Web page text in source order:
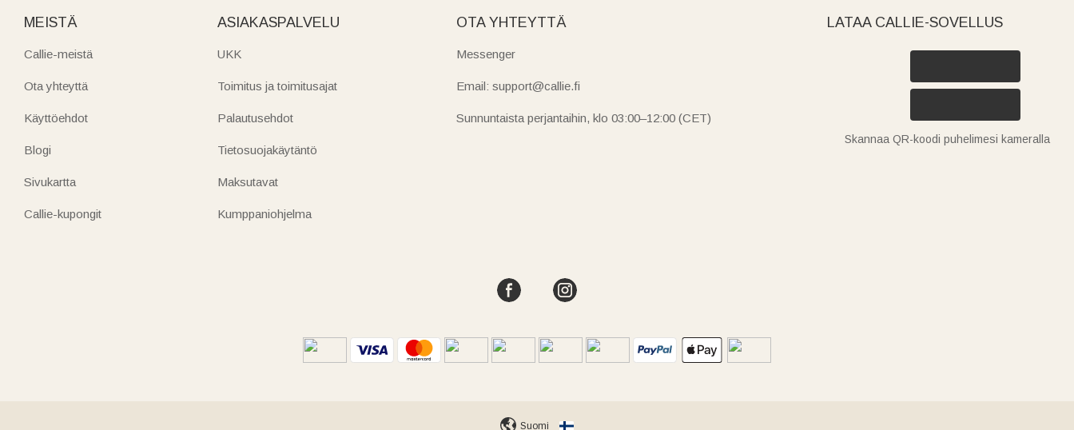
MEISTÄ
Callie-meistä
Ota yhteyttä
Käyttöehdot
Blogi
Sivukartta
Callie-kupongit
ASIAKASPALVELU
UKK
Toimitus ja toimitusajat
Palautusehdot
Tietosuojakäytäntö
Maksutavat
Kumppaniohjelma
OTA YHTEYTTÄ
Messenger
Email: support@callie.fi
Sunnuntaista perjantaihin, klo 03:00–12:00 (CET)
LATAA CALLIE-SOVELLUS
Skannaa QR-koodi puhelimesi kameralla
Suomi